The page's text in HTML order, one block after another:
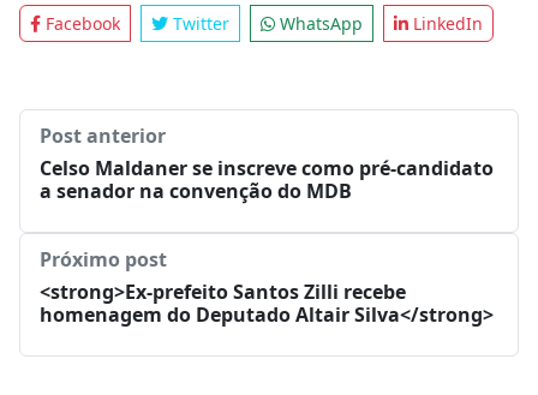
Facebook Twitter WhatsApp LinkedIn
Post anterior
Celso Maldaner se inscreve como pré-candidato
a senador na convenção do MDB
Próximo post
<strong>Ex-prefeito Santos Zilli recebe
homenagem do Deputado Altair Silva</strong>